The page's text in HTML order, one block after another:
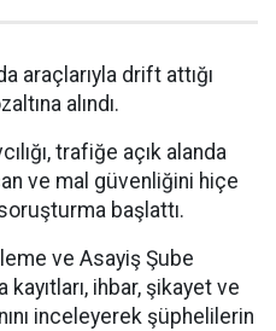
araçlarıyla drift attığı
alındı.
trafiğe açık alanda
ve mal güvenliğini hiçe
başlattı.
ve Asayiş Şube
ihbar, şikayet ve
inceleyerek şüphelilerin